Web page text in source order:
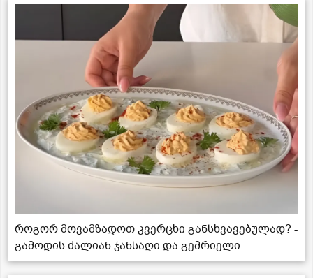
როგორ მოვამზადოთ კვერცხი განსხვავებულად? -
გამოდის ძალიან ჯანსაღი და გემრიელი